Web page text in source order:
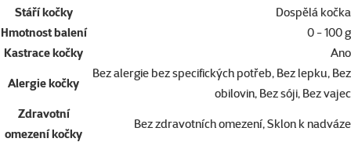
Stáří kočky
Dospělá kočka
Hmotnost balení
0 - 100 g
Kastrace kočky
Ano
Alergie kočky
Bez alergie bez specifických potřeb, Bez lepku, Bez
obilovin, Bez sóji, Bez vajec
Zdravotní
omezení kočky
Bez zdravotních omezení, Sklon k nadváze